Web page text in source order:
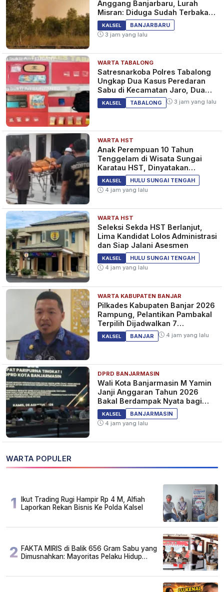
Anggang Banjarbaru, Lurah
Misran: Diduga Sudah Terbakar
Sejak Tadi Malam
KALSEL
BANJARBARU
3 jam yang lalu
WARTA TABALONG
Satresnarkoba Polres Tabalong
Ungkap Dua Kasus Peredaran
Sabu di Kecamatan Jaro, Dua
Pelaku Diamankan
KALSEL TABALONG 3 jam yang lalu
WARTA HST
Anak Perempuan 10 Tahun
Tenggelam di Wisata Sungai
Karatau HST, Dinyatakan
Meninggal Dunia
KALSEL
HULU SUNGAI TENGAH
4 jam yang lalu
WARTA HST
Seleksi Sekda HST Berlanjut,
Lima Kandidat Lolos Administrasi
dan Siap Jalani Asesmen
KALSEL
HULU SUNGAI TENGAH
4 jam yang lalu
WARTA KABUPATEN BANJAR
Pilkades Kabupaten Banjar 2026
Rampung, Pelantikan Pambakal
Terpilih Dijadwalkan 7
September 2026
KALSEL BANJAR 4 jam yang lalu
DPRD BANJARMASIN
Wali Kota Banjarmasin M Yamin
Janji Anggaran Tahun 2026
Bakal Berdampak Nyata bagi
Masyarakat&nbsp;
KALSEL
BANJARMASIN
4 jam yang lalu
WARTA POPULER
1
Ikut Trading Rugi Hampir Rp 4 M, Alfiah
Laporkan Rekan Bisnis Ke Polda Kalsel
2 FAKTA MIRIS di Balik 656 Gram Sabu yang
Dimusnahkan: Mayoritas Pelaku Hidup